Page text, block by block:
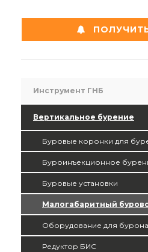
Инструмент ГНБ
Вертикальное бурение
Буровые коронки для
Буроинъекционное
Буровые установки
Малогабаритный
Оборудование для
Редуктор БИС